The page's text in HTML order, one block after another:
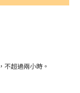
超過兩小時。